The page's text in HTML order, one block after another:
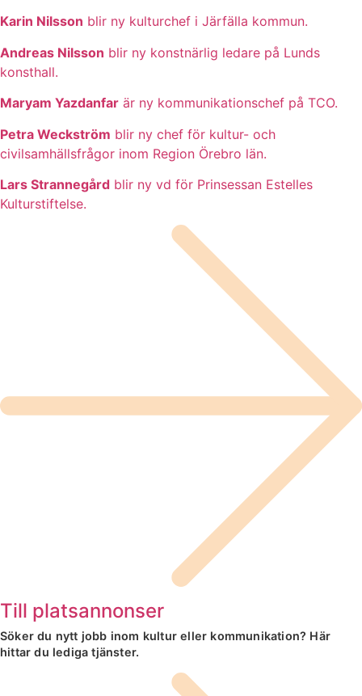
Karin Nilsson blir ny kulturchef i Järfälla kommun.
Andreas Nilsson blir ny konstnärlig ledare på Lunds
konsthall.
Maryam Yazdanfar är ny kommunikationschef på TCO.
Petra Weckström blir ny chef för kultur- och
civilsamhällsfrågor inom Region Örebro län.
Lars Strannegård blir ny vd för Prinsessan Estelles
Kulturstiftelse.
Till platsannonser
Söker du nytt jobb inom kultur eller kommunikation? Här
hittar du lediga tjänster.